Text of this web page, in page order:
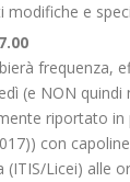
modifiche e
frequenza,
(e NON quindi
riportato in
con
Licei) alle